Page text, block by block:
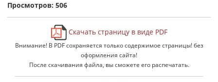
Просмотров: 506
Скачать страницу в виде PDF
Внимание! В PDF сохраняется только содержимое страницы! без
оформления сайта!
После скачивания файла, вы сможете его распечатать.